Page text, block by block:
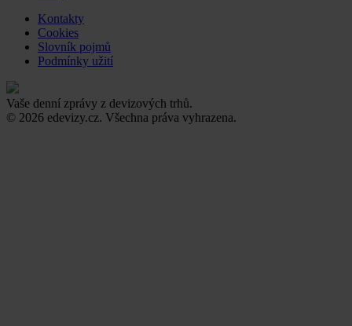
Kontakty
Cookies
Slovník pojmů
Podmínky užití
Vaše denní zprávy z devizových trhů.
© 2026 edevizy.cz. Všechna práva vyhrazena.